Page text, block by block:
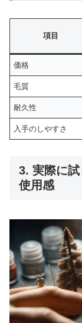
項目
価格
毛質
耐久性
入手のしやすさ
3. 実際に
使用感